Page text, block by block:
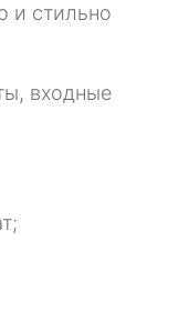
и стильно
входные